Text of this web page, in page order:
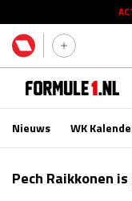
Race
Nieuws WK
Pech Raikkonen